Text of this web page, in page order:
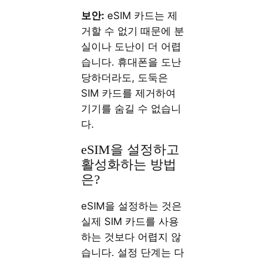
보안: eSIM 카드는 제
거할 수 없기 때문에 분
실이나 도난이 더 어렵
습니다. 휴대폰을 도난
당하더라도, 도둑은
SIM 카드를 제거하여
기기를 숨길 수 없습니
다.
eSIM을 설정하고
활성화하는 방법
은?
eSIM을 설정하는 것은
실제 SIM 카드를 사용
하는 것보다 어렵지 않
습니다. 설정 단계는 다